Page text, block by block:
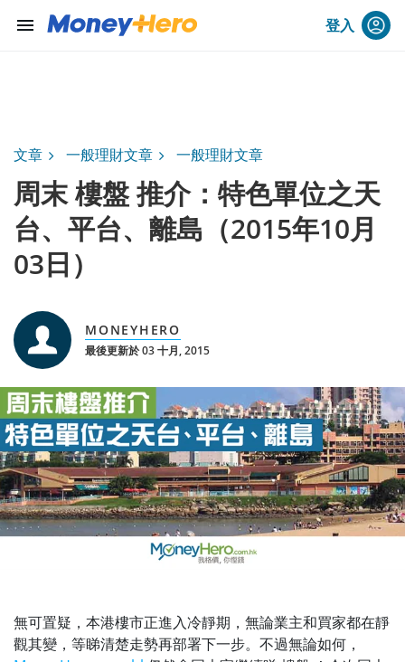
menu 登入
文章 一般理財文章 一般理財文章
周末 樓盤 推介：特色單位之天
台、平台、離島（2015年10月
03日）
MONEYHERO
最後更新於 03 十月, 2015
無可置疑，本港樓市正進入冷靜期，無論業主和買家都在靜
觀其變，等睇清楚走勢再部署下一步。不過無論如何，